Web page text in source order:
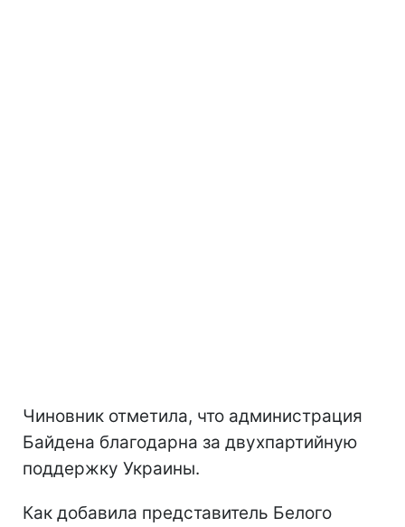
Чиновник отметила, что администрация
Байдена благодарна за двухпартийную
поддержку Украины.
Как добавила представитель Белого